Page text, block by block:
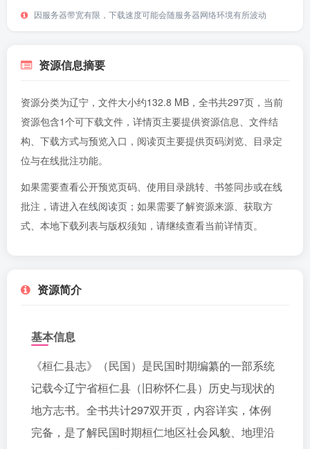
因服务器带宽有限，下载速度可能会随服务器网络环境有所波动
资源信息摘要
资源分类为辽宁，文件大小约132.8 MB，全书共297页，当前
资源包含1个可下载文件，详情页主要提供资源信息、文件结
构、下载方式与预览入口，阅读页主要提供页码浏览、目录定
位与在线批注功能。
如果需要查看公开预览页码、使用目录跳转、书签同步或在线
批注，请进入在线阅读页 ；如果需要了解资源来源、获取方
式、本地下载列表与版权须知，请继续查看当前详情页。
资源简介
基本信息
《桓仁县志》（民国）是民国时期编纂的一部系统
记载今辽宁省桓仁县（旧称怀仁县）历史与现状的
地方志书。全书共计297双开页，内容详实，体例
完备，是了解民国时期桓仁地区社会风貌、地理沿